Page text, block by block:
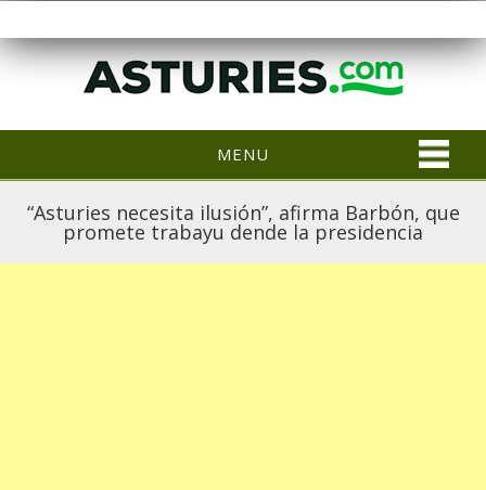
MENU
“Asturies necesita ilusión”, afirma Barbón, que
promete trabayu dende la presidencia